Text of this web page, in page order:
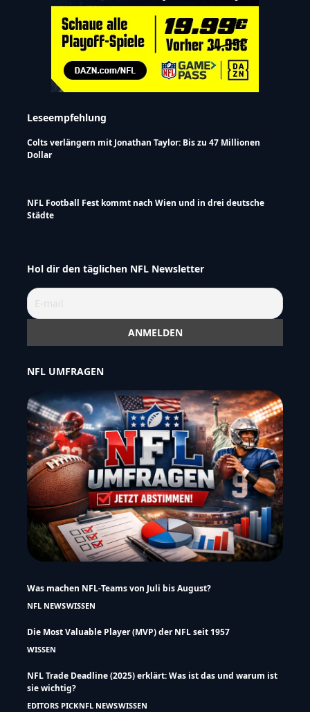
Leseempfehlung
Colts verlängern mit Jonathan Taylor: Bis zu 47 Millionen
Dollar
NFL Football Fest kommt nach Wien und in drei deutsche
Städte
Hol dir den täglichen NFL Newsletter
NFL UMFRAGEN
Was machen NFL-Teams von Juli bis August?
NFL NEWSWISSEN
Die Most Valuable Player (MVP) der NFL seit 1957
WISSEN
NFL Trade Deadline (2025) erklärt: Was ist das und warum ist
sie wichtig?
EDITORS PICKNFL NEWSWISSEN